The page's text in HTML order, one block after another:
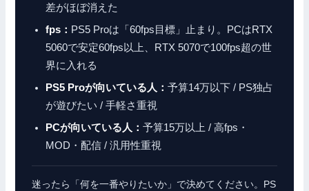
差がほぼ消えた
fps： PS5 Proは「60fps目標」止まり。PCはRTX
5060で安定60fps以上、RTX 5070で100fps超の世
界に入れる
PS5 Proが向いている人：予算14万以下 / PS独占
が遊びたい / 手軽さ重視
PCが向いている人：予算15万以上 / 高fps・
MOD・配信 / 汎用性重視
迷ったら「何を一番やりたいか」で決めてください。PS